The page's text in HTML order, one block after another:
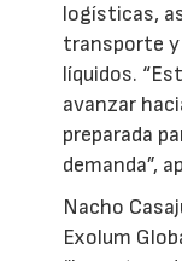
logísticas,
transporte
líquidos.
avanzar
preparada
demanda”,
Nacho
Exolum